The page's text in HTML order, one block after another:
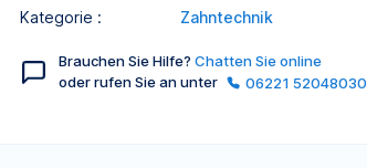
Kategorie :
Zahntechnik
Brauchen Sie Hilfe? Chatten Sie online
oder rufen Sie an unter
06221 52048030